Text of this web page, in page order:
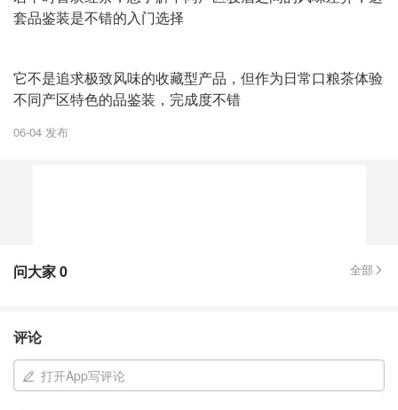
套品鉴装是不错的入门选择
它不是追求极致风味的收藏型产品，但作为日常口粮茶体验
不同产区特色的品鉴装，完成度不错
06-04 发布
问大家0 全部
评论
打开App写评论